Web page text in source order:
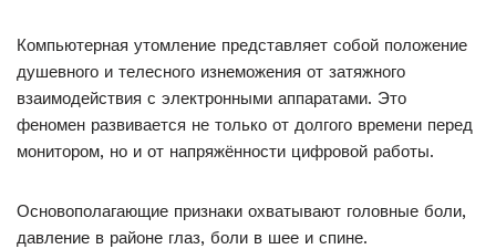
Компьютерная утомление представляет собой положение
душевного и телесного изнеможения от затяжного
взаимодействия с электронными аппаратами. Это
феномен развивается не только от долгого времени перед
монитором, но и от напряжённости цифровой работы.
Основополагающие признаки охватывают головные боли,
давление в районе глаз, боли в шее и спине.